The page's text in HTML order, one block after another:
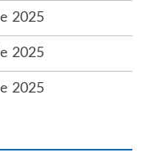
2025
2025
2025